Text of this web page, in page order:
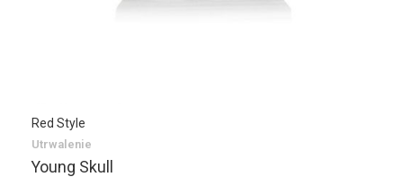
Red Style
Utrwalenie
Young Skull